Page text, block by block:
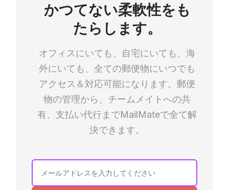
かつてない柔軟性をも
たらします。
オフィスにいても、自宅にいても、海
外にいても、全ての郵便物にいつでも
アクセス＆対応可能になります。郵便
物の管理から、チームメイトへの共
有、支払い代行までMailMateで全て解
決できます。